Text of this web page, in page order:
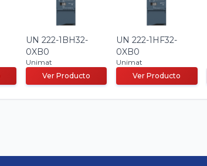
UN 222-1BH32-
0XB0
Unimat
Ver Producto
UN 222-1HF32-
0XB0
Unimat
Ver Producto